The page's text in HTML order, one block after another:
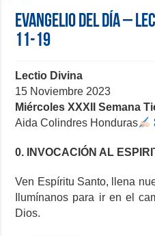
Evangelio del día –
11-19
Lectio Divina
15 Noviembre 2023
Miércoles XXXII Semana
Aida Colindres Honduras
0. INVOCACIÓN AL
Ven Espíritu Santo, llena
Ilumínanos para ir en el
Dios.